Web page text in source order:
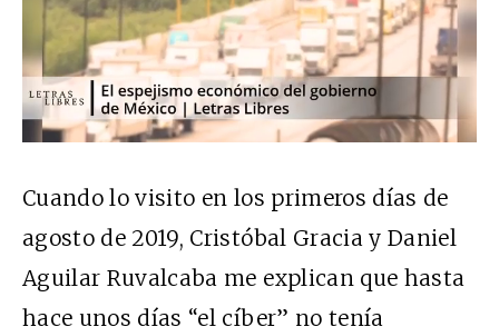
Cuando lo visito en los primeros días de
agosto de 2019, Cristóbal Gracia y Daniel
Aguilar Ruvalcaba me explican que hasta
hace unos días “el cíber” no tenía